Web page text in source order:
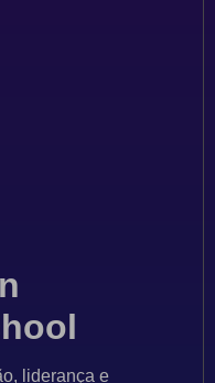
liderança e